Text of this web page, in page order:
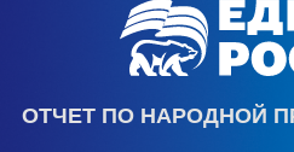
ОТЧЕТ ПО НАРОДНОЙ